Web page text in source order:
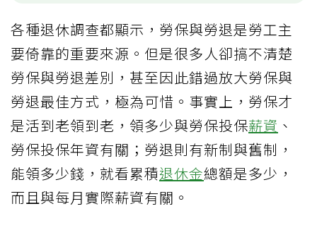
各種退休調查都顯示，勞保與勞退是勞工主
要倚靠的重要來源。但是很多人卻搞不清楚
勞保與勞退差別，甚至因此錯過放大勞保與
勞退最佳方式，極為可惜。事實上，勞保才
是活到老領到老，領多少與勞保投保薪資 、
勞保投保年資有關；勞退則有新制與舊制，
能領多少錢，就看累積退休金總額是多少，
而且與每月實際薪資有關。